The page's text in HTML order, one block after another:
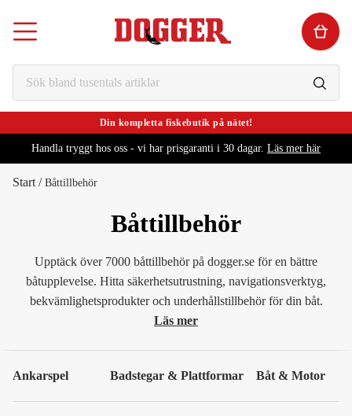
Din kompletta fiskebutik på nätet!
Handla tryggt hos oss - vi har prisgaranti i 30 dagar. Läs mer här
Start / Båttillbehör
Båttillbehör
Upptäck över 7000 båttillbehör på dogger.se för en bättre
båtupplevelse. Hitta säkerhetsutrustning, navigationsverktyg,
bekvämlighetsprodukter och underhållstillbehör för din båt.
Läs mer
Ankarspel Badstegar & Plattformar Båt & Motor